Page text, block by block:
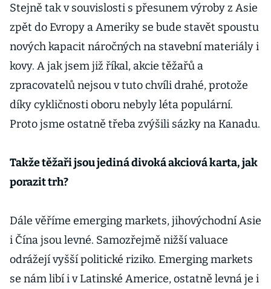
Stejně tak v souvislosti s přesunem výroby z Asie
zpět do Evropy a Ameriky se bude stavět spoustu
nových kapacit náročných na stavební materiály i
kovy. A jak jsem již říkal, akcie těžařů a
zpracovatelů nejsou v tuto chvíli drahé, protože
díky cykličnosti oboru nebyly léta populární.
Proto jsme ostatně třeba zvýšili sázky na Kanadu.
Takže těžaři jsou jediná divoká akciová karta, jak
porazit trh?
Dále věříme emerging markets, jihovýchodní Asie
i Čína jsou levné. Samozřejmě nižší valuace
odrážejí vyšší politické riziko. Emerging markets
se nám libí i v Latinské Americe, ostatně levná je i